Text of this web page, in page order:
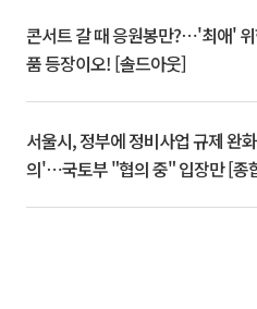
콘서트 갈 때 응원봉만?⋯'최애'
품 등장이오! [솔드아웃]
서울시, 정부에 정비사업 규제 완
의'⋯국토부 "협의 중" 입장만 [종